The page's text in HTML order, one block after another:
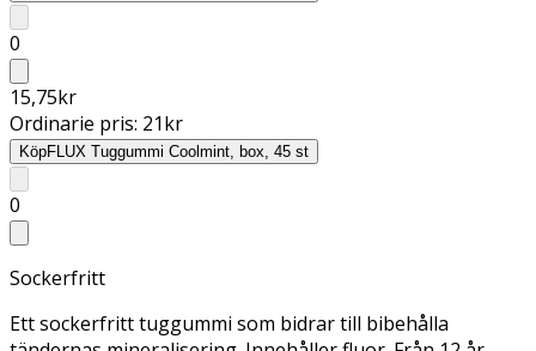
0
15,75kr
Ordinarie pris: 21kr
KöpFLUX Tuggummi Coolmint, box, 45 st
0
Sockerfritt
Ett sockerfritt tuggummi som bidrar till bibehålla